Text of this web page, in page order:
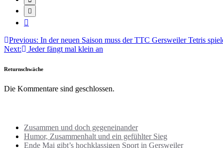
Beitragsnavigation
Previous: In der neuen Saison muss der TTC Gersweiler Tetris
Next:
Jeder fängt mal klein an
Returnschwäche
Die Kommentare sind geschlossen.
Zusammen und doch gegeneinander
Humor, Zusammenhalt und ein gefühlter Sieg
Ende Mai gibt’s hochklassigen Sport in Gersweiler